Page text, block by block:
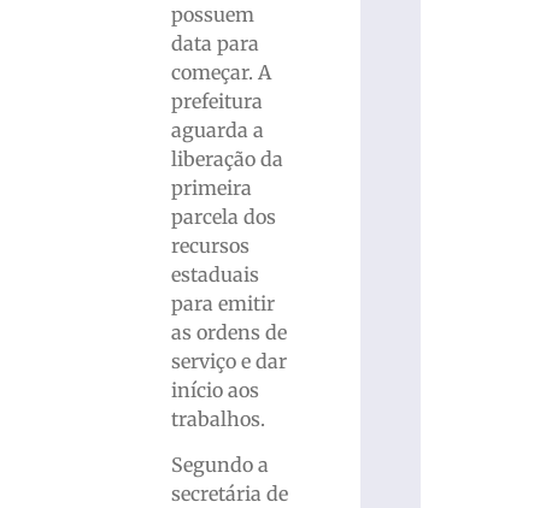
possuem
data para
começar. A
prefeitura
aguarda a
liberação da
primeira
parcela dos
recursos
estaduais
para emitir
as ordens de
serviço e dar
início aos
trabalhos.
Segundo a
secretária de